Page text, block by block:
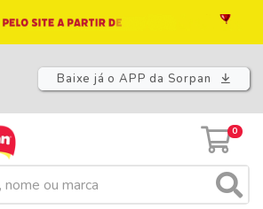
Baixe já o APP da Sorpan
0